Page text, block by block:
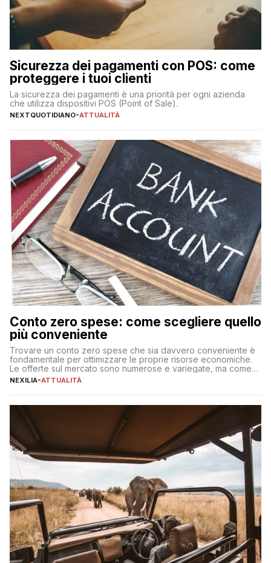
Sicurezza dei pagamenti con POS: come
proteggere i tuoi clienti
La sicurezza dei pagamenti è una priorità per ogni azienda
che utilizza dispositivi POS (Point of Sale).
NEXTQUOTIDIANO-ATTUALITÀ
Conto zero spese: come scegliere quello
più conveniente
Trovare un conto zero spese che sia davvero conveniente è
fondamentale per ottimizzare le proprie risorse economiche.
Le offerte sul mercato sono numerose e variegate, ma come
individuare quella più adatta alle proprie esigenze senza
sul […]
NEXILIA-ATTUALITÀ